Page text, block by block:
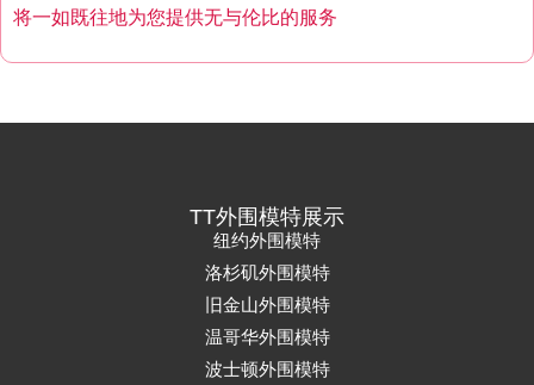
将一如既往地为您提供无与伦比的服务
TT外围模特展示
纽约外围模特
洛杉矶外围模特
旧金山外围模特
温哥华外围模特
波士顿外围模特